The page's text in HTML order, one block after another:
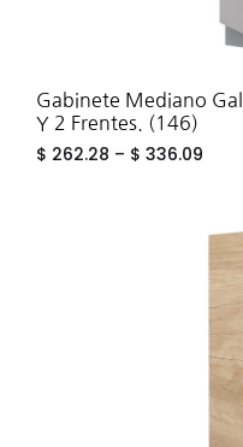
Gabinete Mediano
Y 2 Frentes. (146)
$ 262.28 – $ 336.09